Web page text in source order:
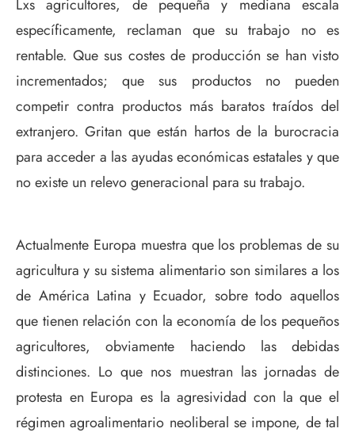
Lxs agricultores, de pequeña y mediana escala
específicamente, reclaman que su trabajo no es
rentable. Que sus costes de producción se han visto
incrementados; que sus productos no pueden
competir contra productos más baratos traídos del
extranjero. Gritan que están hartos de la burocracia
para acceder a las ayudas económicas estatales y que
no existe un relevo generacional para su trabajo.
Actualmente Europa muestra que los problemas de su
agricultura y su sistema alimentario son similares a los
de América Latina y Ecuador, sobre todo aquellos
que tienen relación con la economía de los pequeños
agricultores, obviamente haciendo las debidas
distinciones. Lo que nos muestran las jornadas de
protesta en Europa es la agresividad con la que el
régimen agroalimentario neoliberal se impone, de tal